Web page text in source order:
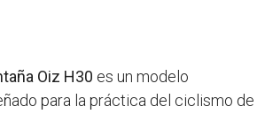
Oiz H30 es un modelo
para la práctica del ciclismo de